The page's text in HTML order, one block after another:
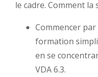
le cadre. Comment la
Commencer
formation
en se
VDA 6.3.